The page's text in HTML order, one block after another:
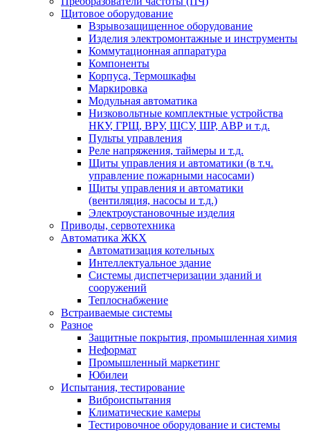
Щитовое оборудование
Взрывозащищенное оборудование
Изделия электромонтажные и инструменты
Коммутационная аппаратура
Компоненты
Корпуса, Термошкафы
Маркировка
Модульная автоматика
Низковольтные комплектные устройства
НКУ, ГРЩ, ВРУ, ЩСУ, ШР, АВР и т.д.
Пульты управления
Реле напряжения, таймеры и т.д.
Щиты управления и автоматики (в т.ч.
управление пожарными насосами)
Щиты управления и автоматики
(вентиляция, насосы и т.д.)
Электроустановочные изделия
Приводы, сервотехника
Автоматика ЖКХ
Автоматизация котельных
Интеллектуальное здание
Системы диспетчеризации зданий и
сооружений
Теплоснабжение
Встраиваемые системы
Разное
Защитные покрытия, промышленная химия
Неформат
Промышленный маркетинг
Юбилеи
Испытания, тестирование
Виброиспытания
Климатические камеры
Тестировочное оборудование и системы